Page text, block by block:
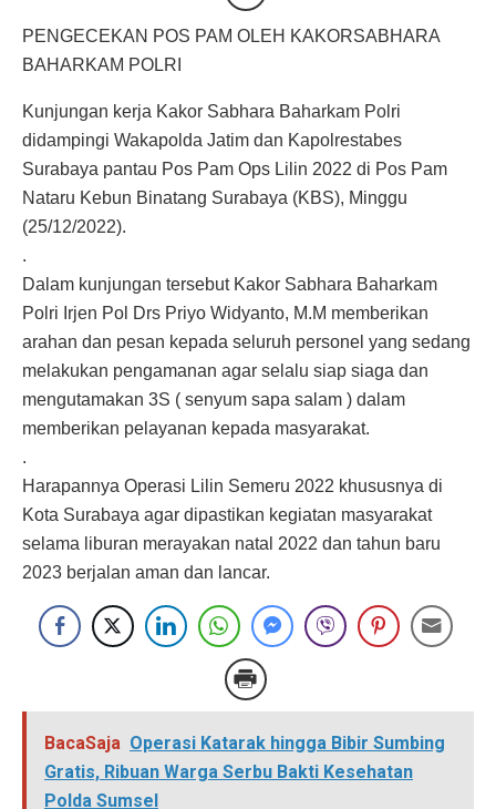
PENGECEKAN POS PAM OLEH KAKORSABHARA
BAHARKAM POLRI
Kunjungan kerja Kakor Sabhara Baharkam Polri
didampingi Wakapolda Jatim dan Kapolrestabes
Surabaya pantau Pos Pam Ops Lilin 2022 di Pos Pam
Nataru Kebun Binatang Surabaya (KBS), Minggu
(25/12/2022).
.
Dalam kunjungan tersebut Kakor Sabhara Baharkam
Polri Irjen Pol Drs Priyo Widyanto, M.M memberikan
arahan dan pesan kepada seluruh personel yang sedang
melakukan pengamanan agar selalu siap siaga dan
mengutamakan 3S ( senyum sapa salam ) dalam
memberikan pelayanan kepada masyarakat.
.
Harapannya Operasi Lilin Semeru 2022 khususnya di
Kota Surabaya agar dipastikan kegiatan masyarakat
selama liburan merayakan natal 2022 dan tahun baru
2023 berjalan aman dan lancar.
BacaSaja Operasi Katarak hingga Bibir Sumbing
Gratis, Ribuan Warga Serbu Bakti Kesehatan
Polda Sumsel